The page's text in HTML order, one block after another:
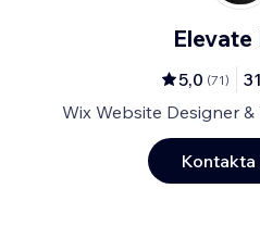
Elevate
5,0 (71)
Wix Website Designer
Kontakta